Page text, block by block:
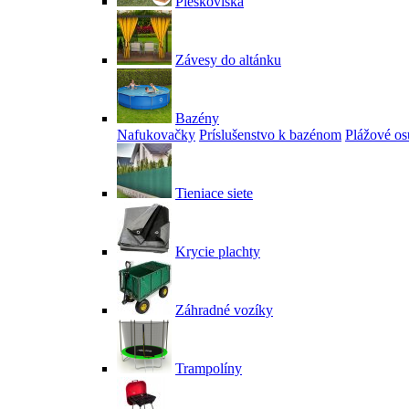
Závesy do altánku
Bazény
Nafukovačky Príslušenstvo k bazénom Plážové
Tieniace siete
Krycie plachty
Záhradné vozíky
Trampolíny